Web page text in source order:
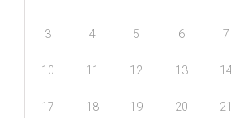
3 4 5 6 7
10 11 12 13
17 18 19 20 21